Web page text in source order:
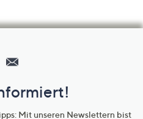
Mit unseren Newslettern bist